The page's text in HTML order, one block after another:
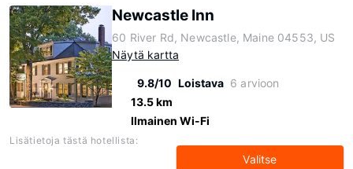
Newcastle Inn
60 River Rd, Newcastle, Maine 04553, US
Näytä kartta
9.8/10 Loistava 6 arvioon
13.5 km
Ilmainen Wi-Fi
Lisätietoja tästä hotellista:
Valitse